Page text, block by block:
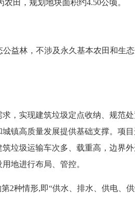
田，规划地块面积约4.50公顷。
益林，不涉及永久基本农田和生
，实现建筑垃圾定点收纳、规范处
镇高质量发展提供基础支撑。项
垃圾运输车次多、载重高，边界
地进行布局、管控。
种情形,即“供水、排水、供电、供